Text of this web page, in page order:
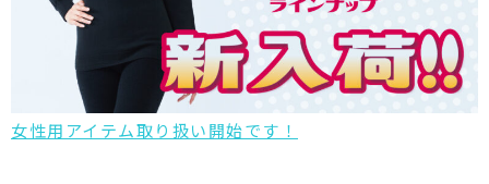
女性用アイテム取り扱い開始です！